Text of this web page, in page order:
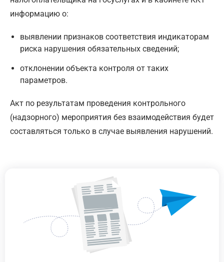
информацию о:
выявлении признаков соответствия индикаторам
риска нарушения обязательных сведений;
отклонении объекта контроля от таких
параметров.
Акт по результатам проведения контрольного
(надзорного) мероприятия без взаимодействия будет
составляться только в случае выявления нарушений.